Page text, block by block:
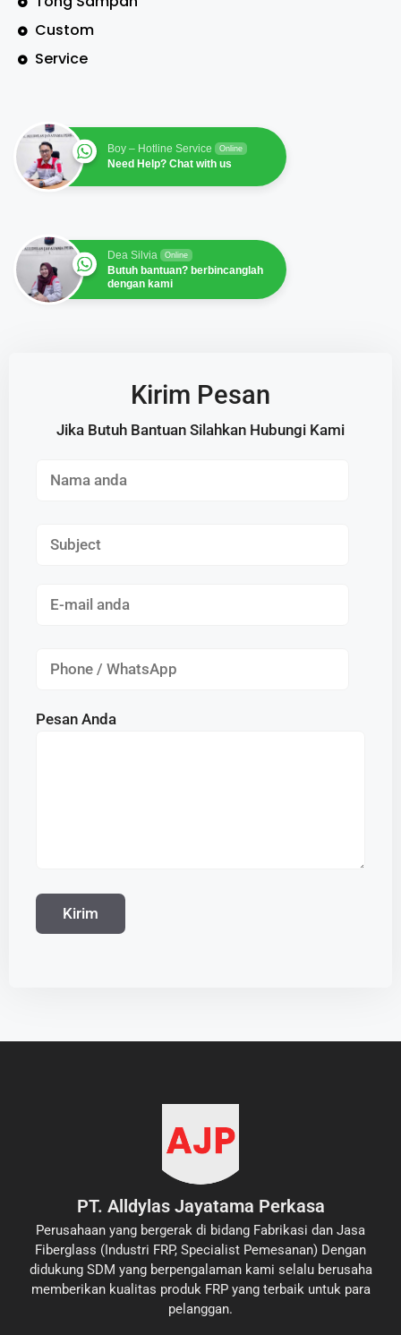
Custom
Service
Boy – Hotline Service Online
Need Help? Chat with us
Dea Silvia Online
Butuh bantuan? berbincanglah
dengan kami
Kirim Pesan
Jika Butuh Bantuan Silahkan Hubungi Kami
Pesan Anda
PT. Alldylas Jayatama Perkasa
Perusahaan yang bergerak di bidang Fabrikasi dan Jasa
Fiberglass (Industri FRP, Specialist Pemesanan) Dengan
didukung SDM yang berpengalaman kami selalu berusaha
memberikan kualitas produk FRP yang terbaik untuk para
pelanggan.